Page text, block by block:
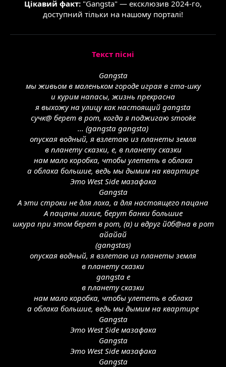
Цікавий факт: "Gangsta" — ексклюзив 2024-го,
доступний тільки на нашому порталі!
Текст пісні
Gangsta
мы живьом в маленьком городе играя в гта-шку
и курим напасы, жизнь прекрасна
я выхожу на улицу как настоящий gangsta
сучк@ берет в рот, когда я поджигаю smooke
... (gangsta gangsta)
опуская водный, я взлетаю из планеты земля
в планету сказки, е, в планету сказки
нам мало коробка, чтобы улететь в облака
а облака большие, ведь мы дымим на квартире
Это West Side мазафака
Gangsta
А эти строки не для лоха, а для настоящего пацана
А пацаны лихие, берут банки большие
шкура при этом берет в рот, (а) и вдруг й0б@на в рот
айайай
(gangstas)
опуская водный, я взлетаю из планеты земля
в планету сказки
gangsta е
в планету сказки
нам мало коробка, чтобы улететь в облака
а облака большие, ведь мы дымим на квартире
Gangsta
Это West Side мазафака
Gangsta
Это West Side мазафака
Gangsta